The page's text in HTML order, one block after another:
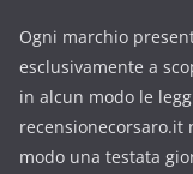
Ogni marchio
esclusivamente a
in alcun modo le
recensionecorsaro.it
modo una testata